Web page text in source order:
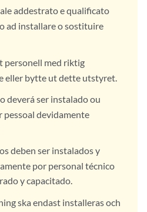
addestrato e qualificato
ad installare o sostituire
personell med riktig
eller bytte ut dette utstyret.
deverá ser instalado ou
devidamente
deben ser instalados y
por personal técnico
y capacitado.
ska endast installeras och